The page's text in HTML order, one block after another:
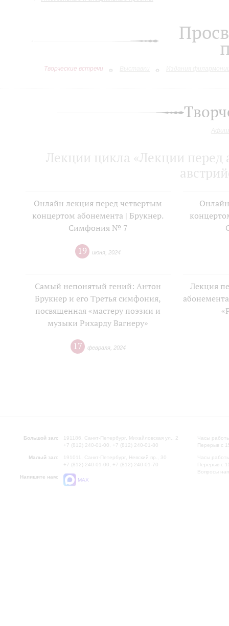
Творческие встречи
Лекции цикла «Лекции
Онлайн лекция перед четвертым
концертом абонемента | Брукнер.
Симфония № 7
19 июня 2024
Самый непонятый гений: Антон
Брукнер и его Третья симфония,
посвященная «мастеру поэзии и
музыки Рихарду Вагнеру»
17 февраля, 2024
Лекция
Большой зал:
191186, Санкт-Петербург, Михайловская ул., 2
+7 (812) 240-01-00, +7 (812) 240-01-80
Малый зал:
191011, Санкт-Петербург, Невский пр., 30
+7 (812) 240-01-00, +7 (812) 240-01-70
Напишите нам:
MAX
Часы
Перерыв с
Часы
Перерыв с
Вопросы